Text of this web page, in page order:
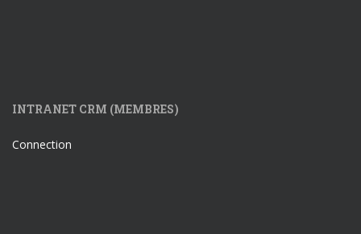
INTRANET CRM (MEMBRES)
Connection